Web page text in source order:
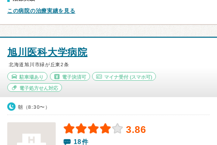
この病院の治療実績を見る
旭川医科大学病院
北海道旭川市緑が丘東2条
駐車場あり 電子決済可 マイナ受付 (スマホ可)
電子処方せん対応
朝（8:30〜）
3.86
18件